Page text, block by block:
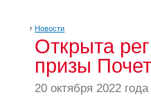
↑ Новости
Открыта
призы
20 октября 2022 года